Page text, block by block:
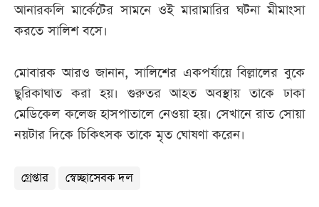
আনারকলি মার্কেটের সামনে ওই মারামারির ঘটনা মীমাংসা
করতে সালিশ বসে।
মোবারক আরও জানান, সালিশের একপর্যায়ে বিল্লালের বুকে
ছুরিকাঘাত করা হয়। গুরুতর আহত অবস্থায় তাকে ঢাকা
মেডিকেল কলেজ হাসপাতালে নেওয়া হয়। সেখানে রাত সোয়া
নয়টার দিকে চিকিৎসক তাকে মৃত ঘোষণা করেন।
গ্রেপ্তার স্বেচ্ছাসেবক দল